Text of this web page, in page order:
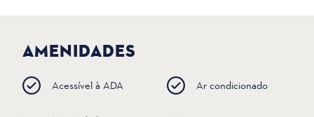
AMENIDADES
Acessível à ADA Ar condicionado